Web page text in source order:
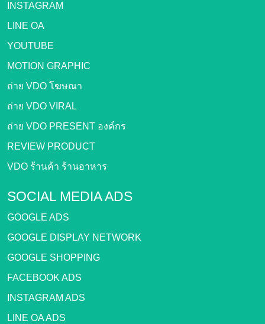
INSTAGRAM
LINE OA
YOUTUBE
MOTION GRAPHIC
ถ่าย VDO โฆษณา
ถ่าย VDO VIRAL
ถ่าย VDO PRESENT องค์กร
REVIEW PRODUCT
VDO ร้านค้า ร้านอาหาร
SOCIAL MEDIA ADS
GOOGLE ADS
GOOGLE DISPLAY NETWORK
GOOGLE SHOPPING
FACEBOOK ADS
INSTAGRAM ADS
LINE OA ADS